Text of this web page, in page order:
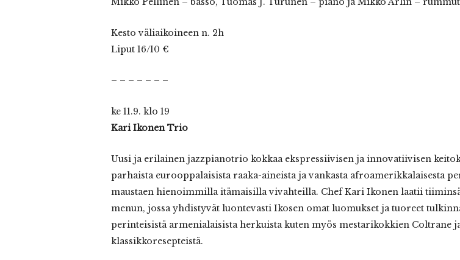
Kesto väliaikoineen n. 2h
Liput 16/10 €
– – – – – – –
ke 11.9. klo 19
Kari Ikonen Trio
Uusi ja erilainen jazzpianotrio kokkaa ekspressiivisen ja innovatiivisen
parhaista eurooppalaisista raaka-aineista ja vankasta afroamerikkalaisesta
maustaen hienoimmilla itämaisilla vivahteilla. Chef Kari Ikonen laatii
menun, jossa yhdistyvät luontevasti Ikosen omat luomukset ja tuoreet
perinteisistä armenialaisista herkuista kuten myös mestarikokkien Coltrane
klassikkoresepteistä.